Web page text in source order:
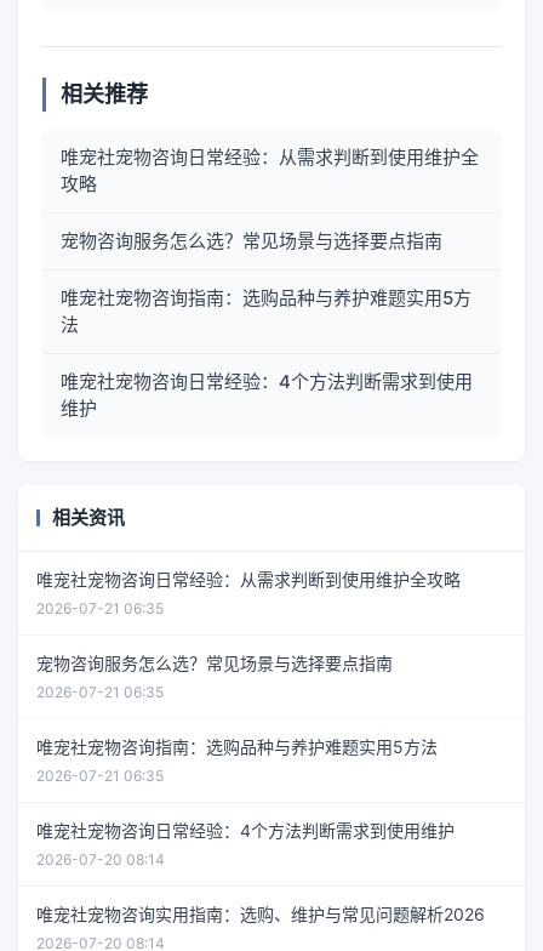
相关推荐
唯宠社宠物咨询日常经验：从需求判断到使用维护全
攻略
宠物咨询服务怎么选？常见场景与选择要点指南
唯宠社宠物咨询指南：选购品种与养护难题实用5方
法
唯宠社宠物咨询日常经验：4个方法判断需求到使用
维护
相关资讯
唯宠社宠物咨询日常经验：从需求判断到使用维护全攻略
2026-07-21 06:35
宠物咨询服务怎么选？常见场景与选择要点指南
2026-07-21 06:35
唯宠社宠物咨询指南：选购品种与养护难题实用5方法
2026-07-21 06:35
唯宠社宠物咨询日常经验：4个方法判断需求到使用维护
2026-07-20 08:14
唯宠社宠物咨询实用指南：选购、维护与常见问题解析2026
2026-07-20 08:14